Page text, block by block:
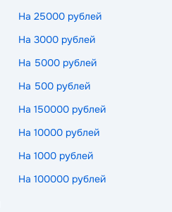
На 25000 рублей
На 3000 рублей
На 5000 рублей
На 500 рублей
На 150000 рублей
На 10000 рублей
На 1000 рублей
На 100000 рублей